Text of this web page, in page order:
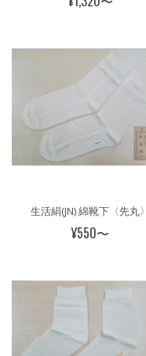
生活絹(JN) 綿靴下〈先丸〉
¥550〜